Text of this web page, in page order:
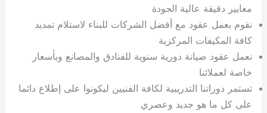
معايير دقيقة عالية الجودة
نقوم بعمل عقود مع أفضل الشركات للبناء لاستلام تمديد
كافة المكيفات المركزية
نعمل عقود صيانة دورية سنوية للفنادق والمصانع وبأسعار
خاصة لعملائنا
تستمر دوراتنا التدريبية لكافة الفنيين ليكونوا على إطلاع دائما
على كل ما هو جديد وعصري